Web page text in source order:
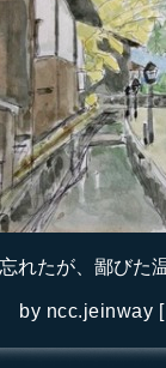
れたが、鄙びた
by ncc.jeinway [